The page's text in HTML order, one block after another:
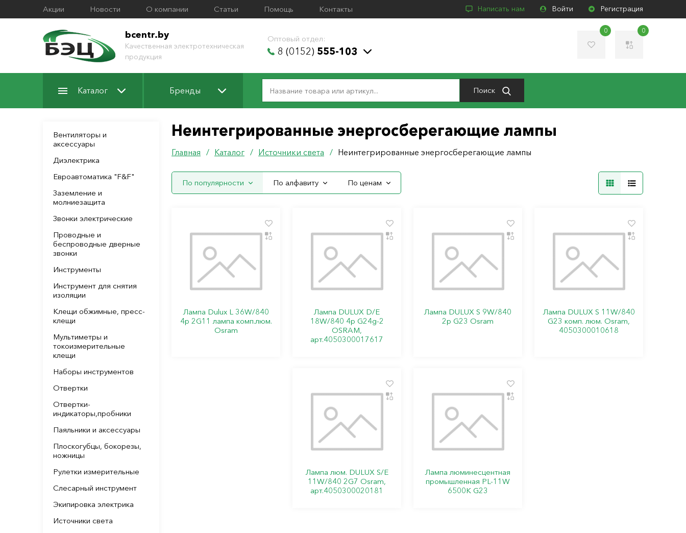
Акции Новости О компании Статьи Помощь Контакты Написать нам Войти Регистрация
bcentr.by
Качественная электротехническая
продукция
Оптовый отдел:
8 (0152) 555-103
0 0
Каталог Бренды Поиск
Вентиляторы и
аксессуары
Диэлектрика
Евроавтоматика "F&F"
Заземление и
молниезащита
Звонки электрические
Проводные и
беспроводные дверные
звонки
Инструменты
Инструмент для снятия
изоляции
Клещи обжимные, пресс-
клещи
Мультиметры и
токоизмерительные
клещи
Наборы инструментов
Отвертки
Отвертки-
индикаторы,пробники
Паяльники и аксессуары
Плоскогубцы, бокорезы,
ножницы
Рулетки измерительные
Слесарный инструмент
Экипировка электрика
Источники света
Неинтегрированные энергосберегающие лампы
Главная / Каталог / Источники света / Неинтегрированные энергосберегающие лампы
По популярности По алфавиту По ценам
Лампа Dulux L 36W/840
4p 2G11 лампа комп.люм.
Osram
Лампа DULUX D/E
18W/840 4р G24g-2
OSRAM,
арт.4050300017617
Лампа DULUX S 9W/840
2р G23 Osram
Лампа DULUX S 11W/840
G23 комп. люм. Osram,
4050300010618
Лампа люм. DULUX S/E
11W/840 2G7 Osram,
арт.4050300020181
Лампа люминесцентная
промышленная PL-11W
6500К G23